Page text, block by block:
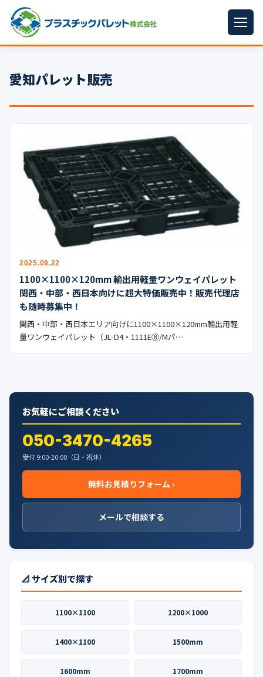
パレットサイズ
プラパレット ▼
中古パレット
再生原料
イラン情勢まとめ
会社案内
🇺🇸🇰🇷🇹🇼🇻🇳
愛知パレット販売
2025.09.22
1100×1100×120mm 輸出用軽量ワンウェイパレット
関西・中部・西日本向けに超大特価販売中！販売代理店
も随時募集中！
関西・中部・西日本エリア向けに1100×1100×120mm輸出用軽
量ワンウェイパレット（JL-D4・1111E⑧/Mパ…
お気軽にご相談ください
050-3470-4265
受付 9:00-20:00（日・祝休）
無料お見積りフォーム ›
メールで相談する
📐 サイズ別で探す
1100×1100 1200×1000
1400×1100 1500mm
1600mm 1700mm